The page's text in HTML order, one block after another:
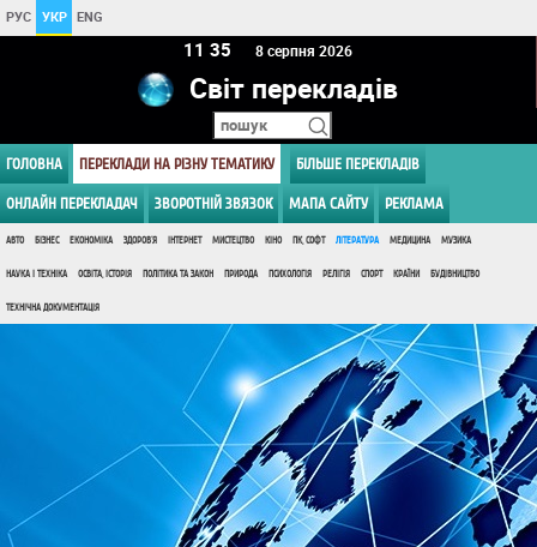
РУС УКР ENG
11:35 8 серпня 2026
Світ перекладів
ГОЛОВНА ПЕРЕКЛАДИ НА РІЗНУ ТЕМАТИКУ БІЛЬШЕ ПЕРЕКЛАДІВ
ОНЛАЙН ПЕРЕКЛАДАЧ ЗВОРОТНІЙ ЗВЯЗОК МАПА САЙТУ РЕКЛАМА
АВТО БІЗНЕС ЕКОНОМІКА ЗДОРОВ'Я ІНТЕРНЕТ МИСТЕЦТВО КІНО ПК, СОФТ ЛІТЕРАТУРА МЕДИЦИНА МУЗИКА
НАУКА І ТЕХНІКА ОСВІТА, ІСТОРІЯ ПОЛІТИКА ТА ЗАКОН ПРИРОДА ПСИХОЛОГІЯ РЕЛІГІЯ СПОРТ КРАЇНИ БУДІВНИЦТВО
ТЕХНІЧНА ДОКУМЕНТАЦІЯ